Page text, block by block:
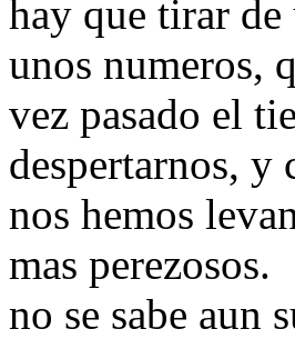
hay que tirar de
unos numeros,
vez pasado el
despertarnos, y
nos hemos
mas perezosos.
no se sabe aun